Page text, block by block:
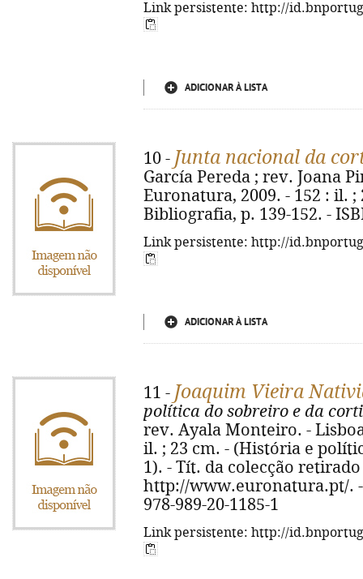
Link persistente: http://
ADICIONAR À LISTA
10 - Junta nacional da
García Pereda ; rev. Joana
Euronatura, 2009. - 152 : il.
Bibliografia, p. 139-152. -
Link persistente: http://
ADICIONAR À LISTA
11 - Joaquim Vieira
política do sobreiro e da
rev. Ayala Monteiro. -
il. ; 23 cm. - (História e
1). - Tít. da colecção
http://www.euronatura.pt/. -
978-989-20-1185-1
Link persistente: http://